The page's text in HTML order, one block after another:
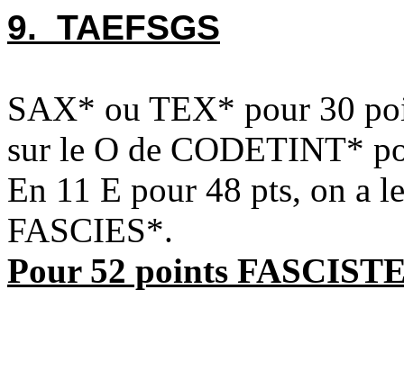
9. TAEFSGS
SAX* ou TEX* pour 30
sur le O de CODETINT*
En 11 E pour 48 pts, on a
FASCIES*.
Pour 52 points